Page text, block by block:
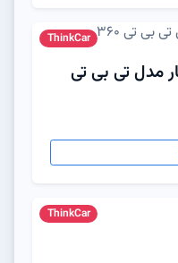
ThinkCar
مدل تی بی تی
ThinkCar